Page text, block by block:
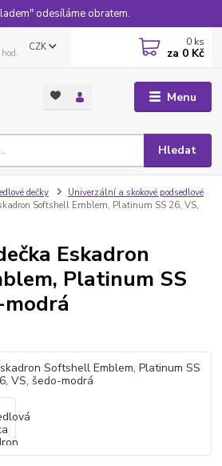
odesíláme obratem.
Menu
CZK
Hledat
0 ks
za 0 Kč
dečky
Univerzální a skokové podsedlové
Softshell Emblem, Platinum SS 26, VS,
Eskadron
Platinum SS
modrá